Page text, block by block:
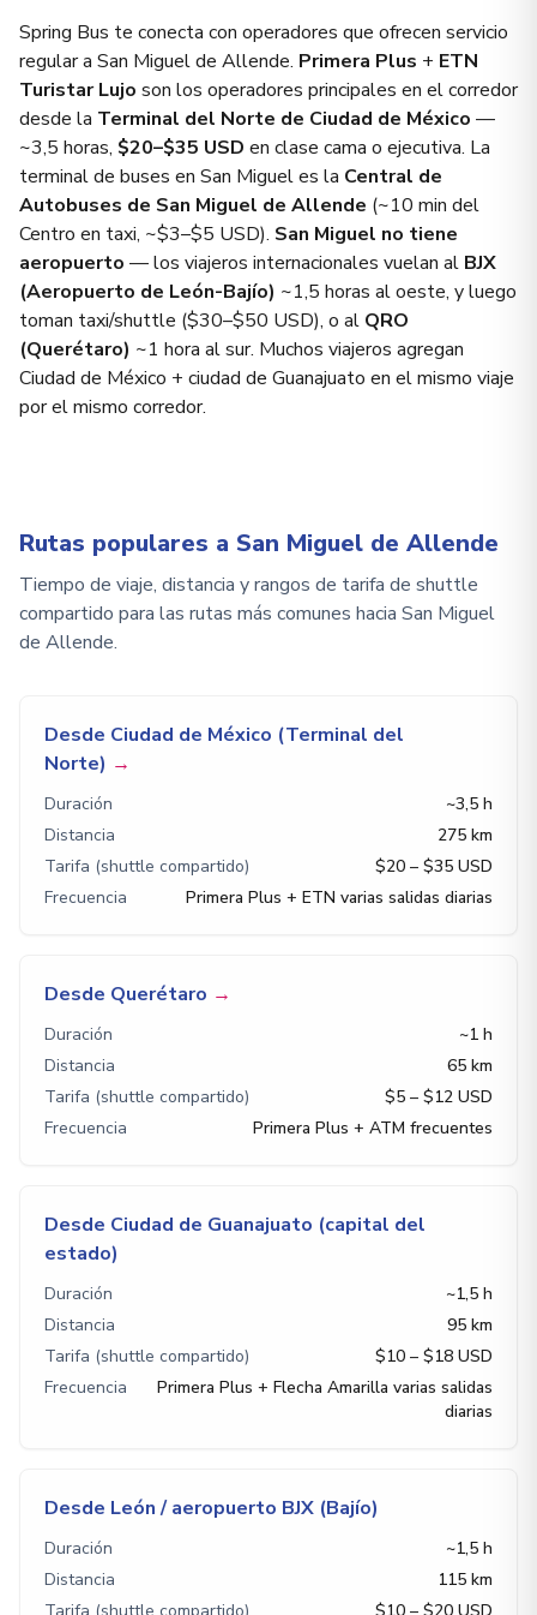
Spring Bus te conecta con operadores que ofrecen servicio
regular a San Miguel de Allende. Primera Plus + ETN
Turistar Lujo son los operadores principales en el corredor
desde la Terminal del Norte de Ciudad de México —
~3,5 horas, $20–$35 USD en clase cama o ejecutiva. La
terminal de buses en San Miguel es la Central de
Autobuses de San Miguel de Allende (~10 min del
Centro en taxi, ~$3–$5 USD). San Miguel no tiene
aeropuerto — los viajeros internacionales vuelan al BJX
(Aeropuerto de León-Bajío) ~1,5 horas al oeste, y luego
toman taxi/shuttle ($30–$50 USD), o al QRO
(Querétaro) ~1 hora al sur. Muchos viajeros agregan
Ciudad de México + ciudad de Guanajuato en el mismo viaje
por el mismo corredor.
Rutas populares a San Miguel de Allende
Tiempo de viaje, distancia y rangos de tarifa de shuttle
compartido para las rutas más comunes hacia San Miguel
de Allende.
Desde Ciudad de México (Terminal del
Norte) →
Duración
~3,5 h
Distancia
275 km
Tarifa (shuttle compartido)
$20 – $35 USD
Frecuencia
Primera Plus + ETN varias salidas diarias
Desde Querétaro →
Duración
~1 h
Distancia
65 km
Tarifa (shuttle compartido)
$5 – $12 USD
Frecuencia
Primera Plus + ATM frecuentes
Desde Ciudad de Guanajuato (capital del
estado)
Duración
~1,5 h
Distancia
95 km
Tarifa (shuttle compartido)
$10 – $18 USD
Frecuencia
Primera Plus + Flecha Amarilla varias salidas
diarias
Desde León / aeropuerto BJX (Bajío)
Duración
~1,5 h
Distancia
115 km